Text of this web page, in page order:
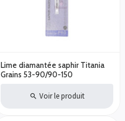
Lime diamantée saphir Titania
Grains 53-90/90-150
Voir le produit